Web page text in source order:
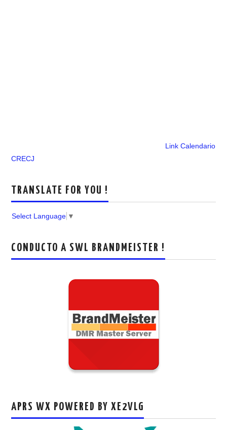
Link Calendario
CRECJ
TRANSLATE FOR YOU !
Select Language ▼
CONDUCTO A SWL BRANDMEISTER !
APRS WX POWERED BY XE2VLG